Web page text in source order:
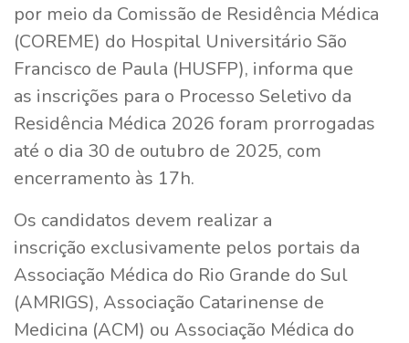
por meio da Comissão de Residência Médica
(COREME) do Hospital Universitário São
Francisco de Paula (HUSFP), informa que
as inscrições para o Processo Seletivo da
Residência Médica 2026 foram prorrogadas
até o dia 30 de outubro de 2025, com
encerramento às 17h.
Os candidatos devem realizar a
inscrição exclusivamente pelos portais da
Associação Médica do Rio Grande do Sul
(AMRIGS), Associação Catarinense de
Medicina (ACM) ou Associação Médica do